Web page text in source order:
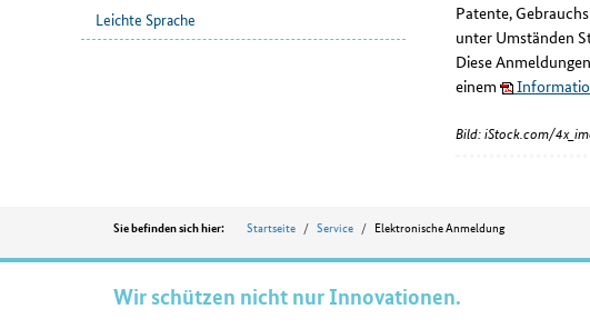
Leichte Sprache
Patente,
unter Umständen
Diese
einem
Bild: iStock.com/
Position
Sie befinden sich hier: Startseite Service Elektronische Anmeldung
Wir schützen nicht nur Innovationen.